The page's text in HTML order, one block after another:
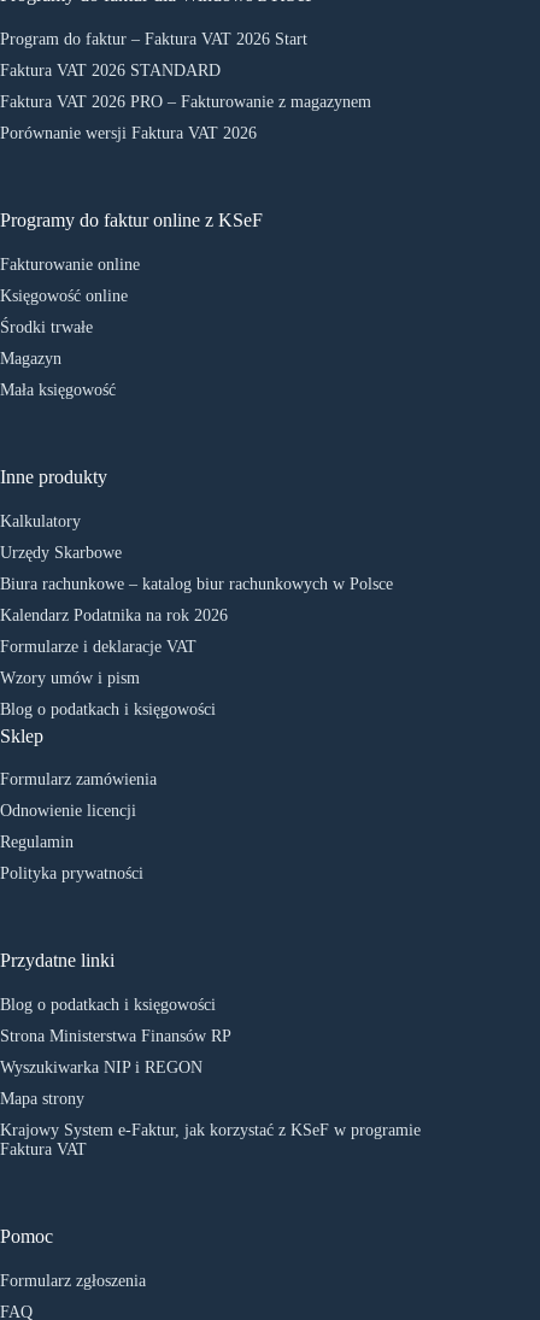
Program do faktur – Faktura VAT 2026 Start
Faktura VAT 2026 STANDARD
Faktura VAT 2026 PRO – Fakturowanie z magazynem
Porównanie wersji Faktura VAT 2026
Programy do faktur online z KSeF
Fakturowanie online
Księgowość online
Środki trwałe
Magazyn
Mała księgowość
Inne produkty
Kalkulatory
Urzędy Skarbowe
Biura rachunkowe – katalog biur rachunkowych w Polsce
Kalendarz Podatnika na rok 2026
Formularze i deklaracje VAT
Wzory umów i pism
Blog o podatkach i księgowości
Sklep
Formularz zamówienia
Odnowienie licencji
Regulamin
Polityka prywatności
Przydatne linki
Blog o podatkach i księgowości
Strona Ministerstwa Finansów RP
Wyszukiwarka NIP i REGON
Mapa strony
Krajowy System e-Faktur, jak korzystać z KSeF w programie
Faktura VAT
Pomoc
Formularz zgłoszenia
FAQ